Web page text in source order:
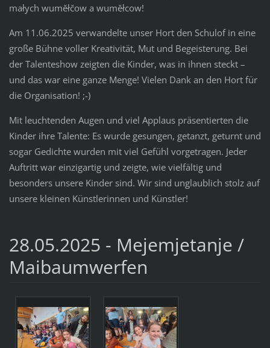
małych wuměłčow a wuměłcow!
Am 11.06.2025 verwandelte unser Hort den Schulof in eine
große Bühne voller Kreativität, Mut und Begeisterung. Bei
der Talenteshow zeigten die Kinder, was in ihnen steckt –
und das war eine ganze Menge! Vielen Dank an den Hort für
die Organisation! ;-)
Mit leuchtenden Augen und viel Applaus präsentierten die
Kinder ihre Talente: Es wurde gesungen, getanzt, geturnt und
sogar Gedichte wurden mit viel Gefühl vorgetragen. Jeder
Auftritt war einzigartig und zeigte, wie vielfältig und
besonders unsere Kinder sind. Wir sind unglaublich stolz auf
unsere kleinen Künstlerinnen und Künstler!
28.05.2025 - Mejemjetanje /
Maibaumwerfen